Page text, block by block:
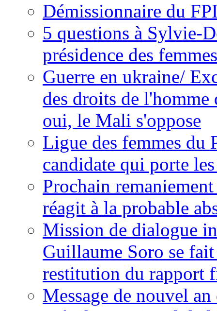
Démissionnaire du
5 questions à Sylvie-
présidence des
Guerre en ukraine/
des droits de
oui, le Mali s'oppose
Ligue des femmes du
candidate qui porte
Prochain
réagit à la probable
Mission de dialogue
Guillaume Soro se
restitution du rapport
Message de nouvel